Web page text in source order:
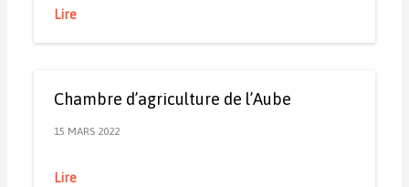
Lire
Chambre d’agriculture de l’Aube
15 MARS 2022
Lire